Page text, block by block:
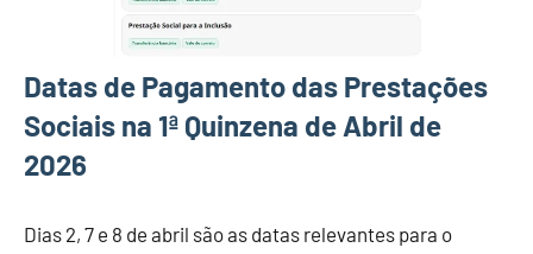
Datas de Pagamento das Prestações
Sociais na 1ª Quinzena de Abril de
2026
Dias 2, 7 e 8 de abril são as datas relevantes para o